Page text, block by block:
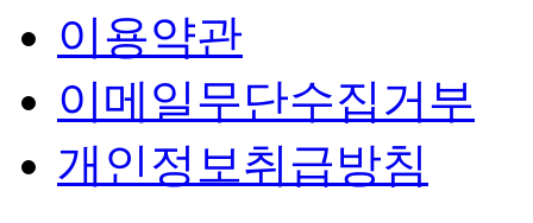
이용약관
이메일무단수집거부
개인정보취급방침